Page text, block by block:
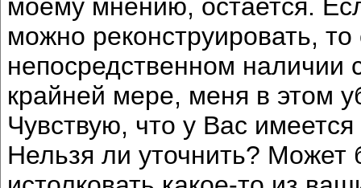
моему мнению, остается.
можно реконструировать,
непосредственном
крайней мере, меня в этом
Чувствую, что у Вас
Нельзя ли уточнить? Может